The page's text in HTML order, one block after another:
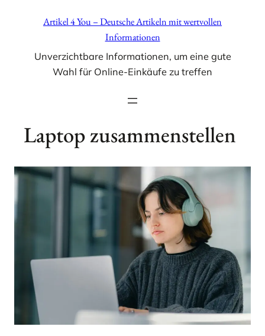
Artikel 4 You – Deutsche Artikeln mit wertvollen
Informationen
Unverzichtbare Informationen, um eine gute
Wahl für Online-Einkäufe zu treffen
Laptop zusammenstellen